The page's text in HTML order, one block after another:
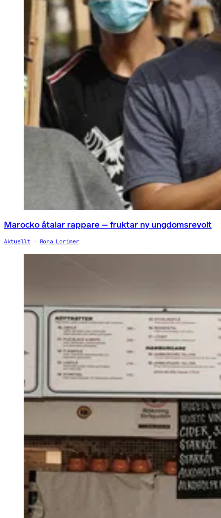
Marocko åtalar rappare – fruktar ny ungdomsrevolt
Aktuellt Rona Lorimer